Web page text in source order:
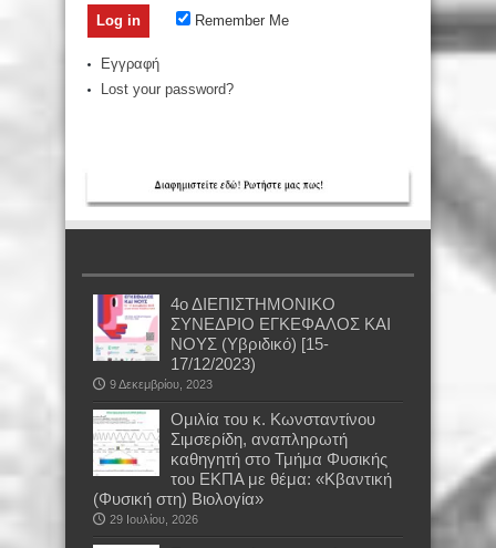
Remember Me
Εγγραφή
Lost your password?
4ο ΔΙΕΠΙΣΤΗΜΟΝΙΚΟ
ΣΥΝΕΔΡΙΟ ΕΓΚΕΦΑΛΟΣ ΚΑΙ
ΝΟΥΣ (Υβριδικό) [15-
17/12/2023)
9 Δεκεμβρίου, 2023
Oμιλία του κ. Κωνσταντίνου
Σιμσερίδη, αναπληρωτή
καθηγητή στο Τμήμα Φυσικής
του ΕΚΠΑ με θέμα: «Κβαντική
(Φυσική στη) Βιολογία»
29 Ιουλίου, 2026